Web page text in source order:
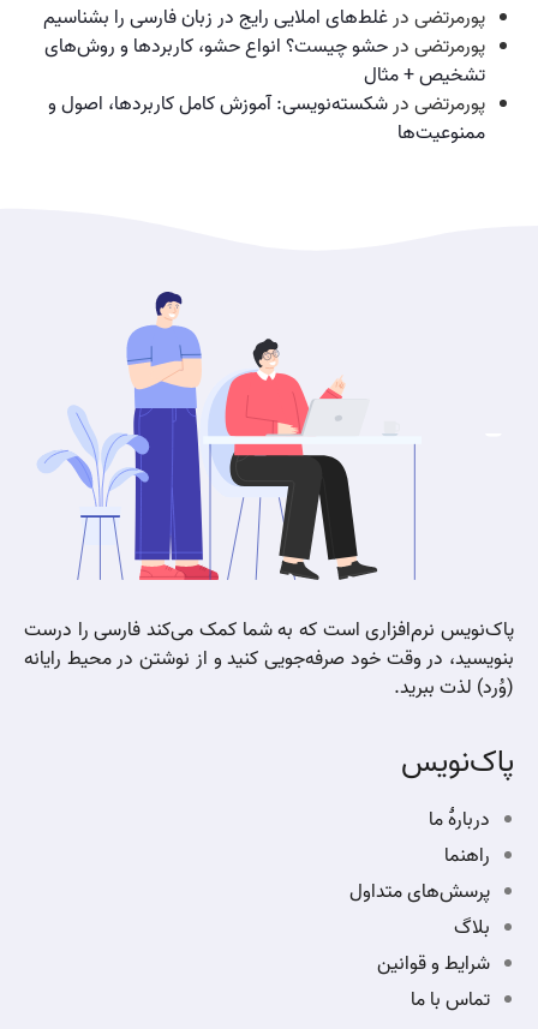
پورمرتضیدرغلط‌های املایی رایج در زبان فارسی را بشناسیم
پورمرتضیدرحشو چیست؟ انواع حشو، کاربردها و روش‌های
تشخیص + مثال
پورمرتضیدرشکسته‌نویسی: آموزش کامل کاربردها، اصول و
ممنوعیت‌ها
پاک‌نویس
دربارهٔ ما
راهنما
پرسش‌های متداول
بلاگ
شرایط و قوانین
تماس با ما
پاک‌نویس نرم‌افزاری است که به شما کمک می‌کند فارسی را درست
بنویسید، در وقت خود صرفه‌جویی کنید و از نوشتن در محیط رایانه
(وُرد) لذت ببرید.